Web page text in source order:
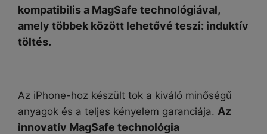
kompatibilis a MagSafe technológiával,
amely többek között lehetővé teszi: induktív
töltés.
Az iPhone-hoz készült tok a kiváló minőségű
anyagok és a teljes kényelem garanciája. Az
innovatív MagSafe technológia